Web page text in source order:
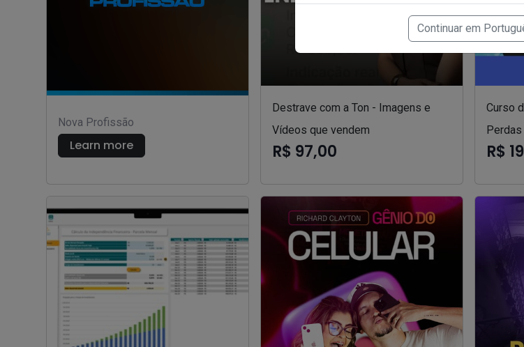
Continuar em
Nova Profissão
Learn more
Destrave com a Ton - Imagens e
Vídeos que vendem
R$ 97,00
Curso
Perdas
R$